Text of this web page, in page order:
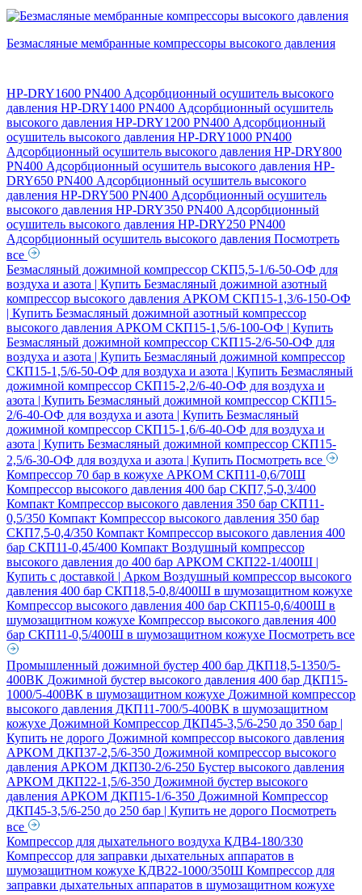
Безмасляные мембранные компрессоры высокого давления
HP-DRY1600 PN400 Адсорбционный осушитель высокого
давления HP-DRY1400 PN400 Адсорбционный осушитель
высокого давления HP-DRY1200 PN400 Адсорбционный
осушитель высокого давления HP-DRY1000 PN400
Адсорбционный осушитель высокого давления HP-DRY800
PN400 Адсорбционный осушитель высокого давления HP-
DRY650 PN400 Адсорбционный осушитель высокого
давления HP-DRY500 PN400 Адсорбционный осушитель
высокого давления HP-DRY350 PN400 Адсорбционный
осушитель высокого давления HP-DRY250 PN400
Адсорбционный осушитель высокого давления Посмотреть
все
Безмасляный дожимной компрессор СКП5,5-1/6-50-ОФ для
воздуха и азота | Купить Безмасляный дожимной азотный
компрессор высокого давления АРКОМ СКП15-1,3/6-150-ОФ
| Купить Безмасляный дожимной азотный компрессор
высокого давления АРКОМ СКП15-1,5/6-100-ОФ | Купить
Безмасляный дожимной компрессор СКП15-2/6-50-ОФ для
воздуха и азота | Купить Безмасляный дожимной компрессор
СКП15-1,5/6-50-ОФ для воздуха и азота | Купить Безмасляный
дожимной компрессор СКП15-2,2/6-40-ОФ для воздуха и
азота | Купить Безмасляный дожимной компрессор СКП15-
2/6-40-ОФ для воздуха и азота | Купить Безмасляный
дожимной компрессор СКП15-1,6/6-40-ОФ для воздуха и
азота | Купить Безмасляный дожимной компрессор СКП15-
2,5/6-30-ОФ для воздуха и азота | Купить Посмотреть все
Компрессор 70 бар в кожухе АРКОМ СКП11-0,6/70Ш
Компрессор высокого давления 400 бар СКП7,5-0,3/400
Компакт Компрессор высокого давления 350 бар СКП11-
0,5/350 Компакт Компрессор высокого давления 350 бар
СКП7,5-0,4/350 Компакт Компрессор высокого давления 400
бар СКП11-0,45/400 Компакт Воздушный компрессор
высокого давления до 400 бар АРКОМ СКП22-1/400Ш |
Купить с доставкой | Арком Воздушный компрессор высокого
давления 400 бар СКП18,5-0,8/400Ш в шумозащитном кожухе
Компрессор высокого давления 400 бар СКП15-0,6/400Ш в
шумозащитном кожухе Компрессор высокого давления 400
бар СКП11-0,5/400Ш в шумозащитном кожухе Посмотреть все
Промышленный дожимной бустер 400 бар ДКП18,5-1350/5-
400ВК Дожимной бустер высокого давления 400 бар ДКП15-
1000/5-400ВК в шумозащитном кожухе Дожимной компрессор
высокого давления ДКП11-700/5-400ВК в шумозащитном
кожухе Дожимной Компрессор ДКП45-3,5/6-250 до 350 бар |
Купить не дорого Дожимной компрессор высокого давления
АРКОМ ДКП37-2,5/6-350 Дожимной компрессор высокого
давления АРКОМ ДКП30-2/6-250 Бустер высокого давления
АРКОМ ДКП22-1,5/6-350 Дожимной бустер высокого
давления АРКОМ ДКП15-1/6-350 Дожимной Компрессор
ДКП45-3,5/6-250 до 250 бар | Купить не дорого Посмотреть
все
Компрессор для дыхательного воздуха КДВ4-180/330
Компрессор для заправки дыхательных аппаратов в
шумозащитном кожухе КДВ22-1000/350Ш Компрессор для
заправки дыхательных аппаратов в шумозащитном кожухе